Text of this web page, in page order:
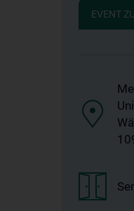
EVENT